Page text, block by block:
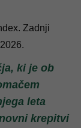
. Zadnji
ki je ob
leta
krepitvi